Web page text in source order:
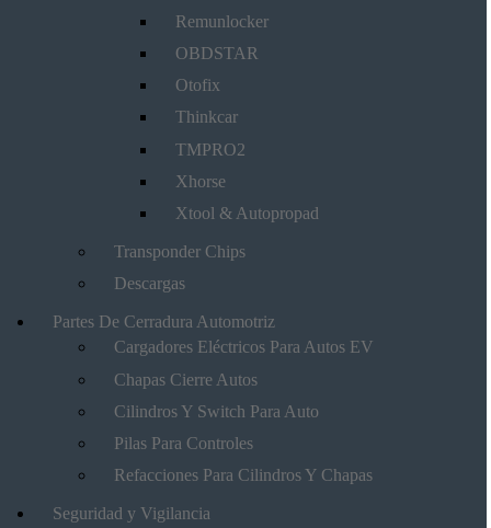
Remunlocker
OBDSTAR
Otofix
Thinkcar
TMPRO2
Xhorse
Xtool & Autopropad
Transponder Chips
Descargas
Partes De Cerradura Automotriz
Cargadores Eléctricos Para Autos EV
Chapas Cierre Autos
Cilindros Y Switch Para Auto
Pilas Para Controles
Refacciones Para Cilindros Y Chapas
Seguridad y Vigilancia